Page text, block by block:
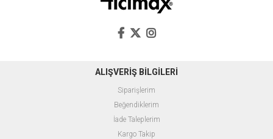
ALIŞVERİŞ BİLGİLERİ
Siparişlerim
Beğendiklerim
İade Taleplerim
Kargo Takip